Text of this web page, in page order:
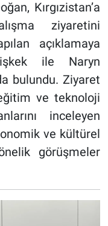
Kırgızistan’a
ziyaretini
açıklamaya
ile Naryn
bulundu. Ziyaret
ve teknoloji
inceleyen
ve kültürel
görüşmeler